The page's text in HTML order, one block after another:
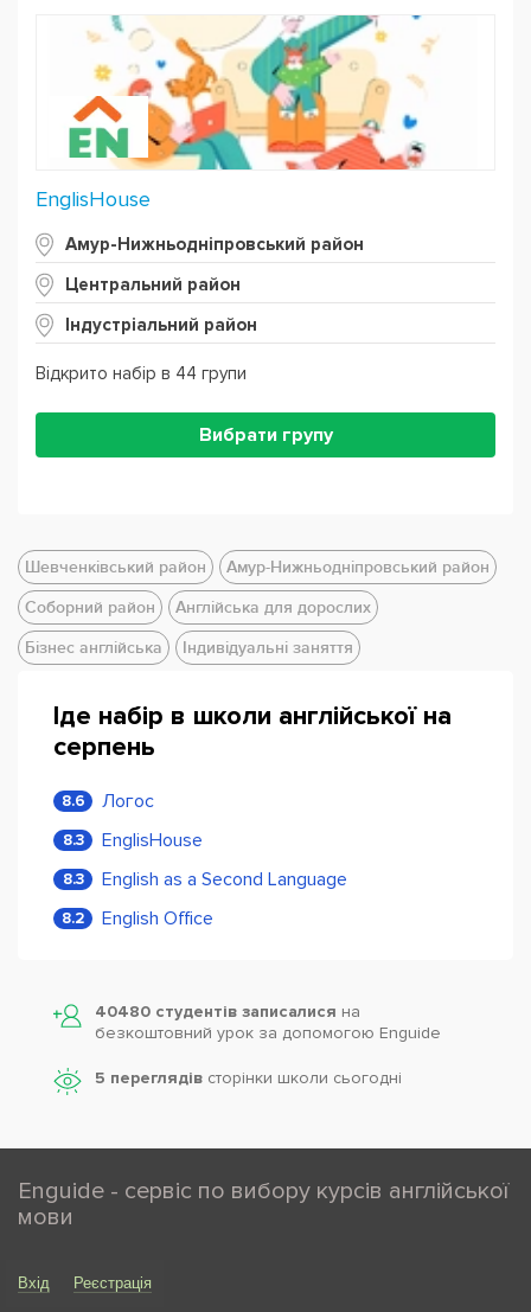
EnglisHouse
Амур-Нижньодніпровський район
Центральний район
Індустріальний район
Відкрито набір в 44 групи
Вибрати групу
Шевченківський район
Амур-Нижньодніпровський район
Соборний район
Англійська для дорослих
Бізнес англійська
Індивідуальні заняття
Іде набір в школи англійської на
серпень
8.6 Логос
8.3 EnglisHouse
8.3 English as a Second Language
8.2 English Office
40480 студентів записалися на
безкоштовний урок за допомогою Enguide
5 переглядів сторінки школи cьогодні
Enguide - сервіс по вибору курсів англійської
мови
Вхід Реєстрація